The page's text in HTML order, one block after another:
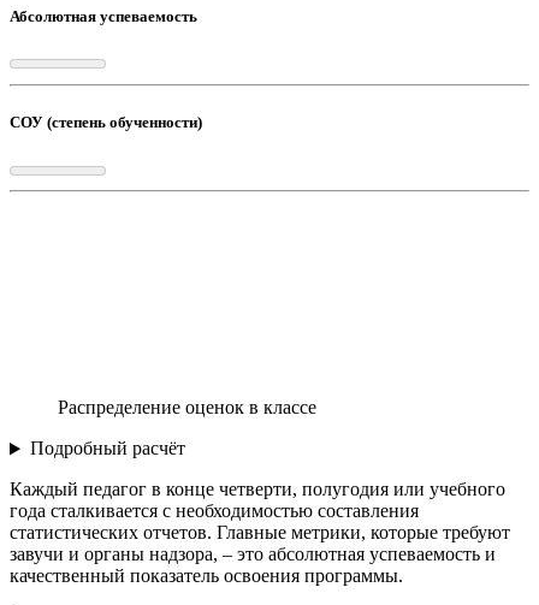
Абсолютная успеваемость
СОУ (степень обученности)
Распределение оценок в классе
Подробный расчёт
Каждый педагог в конце четверти, полугодия или учебного
года сталкивается с необходимостью составления
статистических отчетов. Главные метрики, которые требуют
завучи и органы надзора, – это абсолютная успеваемость и
качественный показатель освоения программы.